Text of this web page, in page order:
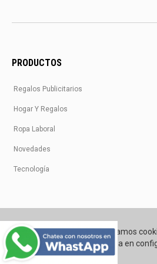
PRODUCTOS
Regalos Publicitarios
Hogar Y Regalos
Ropa Laboral
Novedades
Tecnología
Utilizamos
Pincha en